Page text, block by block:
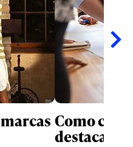
Como
destacam